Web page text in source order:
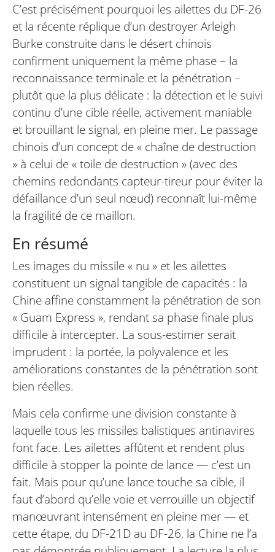
C’est précisément pourquoi les ailettes du DF-26
et la récente réplique d’un destroyer Arleigh
Burke construite dans le désert chinois
confirment uniquement la même phase – la
reconnaissance terminale et la pénétration –
plutôt que la plus délicate : la détection et le suivi
continu d’une cible réelle, activement maniable
et brouillant le signal, en pleine mer. Le passage
chinois d’un concept de « chaîne de destruction
» à celui de « toile de destruction » (avec des
chemins redondants capteur-tireur pour éviter la
défaillance d’un seul nœud) reconnaît lui-même
la fragilité de ce maillon.
En résumé
Les images du missile « nu » et les ailettes
constituent un signal tangible de capacités : la
Chine affine constamment la pénétration de son
« Guam Express », rendant sa phase finale plus
difficile à intercepter. La sous-estimer serait
imprudent : la portée, la polyvalence et les
améliorations constantes de la pénétration sont
bien réelles.
Mais cela confirme une division constante à
laquelle tous les missiles balistiques antinavires
font face. Les ailettes affûtent et rendent plus
difficile à stopper la pointe de lance — c’est un
fait. Mais pour qu’une lance touche sa cible, il
faut d’abord qu’elle voie et verrouille un objectif
manœuvrant intensément en pleine mer — et
cette étape, du DF-21D au DF-26, la Chine ne l’a